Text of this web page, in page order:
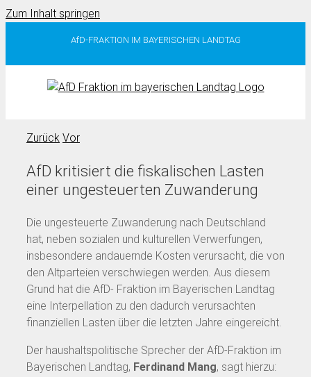
Zum Inhalt springen
AfD-FRAKTION IM BAYERISCHEN LANDTAG
Zurück Vor
AfD kritisiert die fiskalischen Lasten
einer ungesteuerten Zuwanderung
Die ungesteuerte Zuwanderung nach Deutschland
hat, neben sozialen und kulturellen Verwerfungen,
insbesondere andauernde Kosten verursacht, die von
den Altparteien verschwiegen werden. Aus diesem
Grund hat die AfD- Fraktion im Bayerischen Landtag
eine Interpellation zu den dadurch verursachten
finanziellen Lasten über die letzten Jahre eingereicht.
Der haushaltspolitische Sprecher der AfD-Fraktion im
Bayerischen Landtag, Ferdinand Mang, sagt hierzu: